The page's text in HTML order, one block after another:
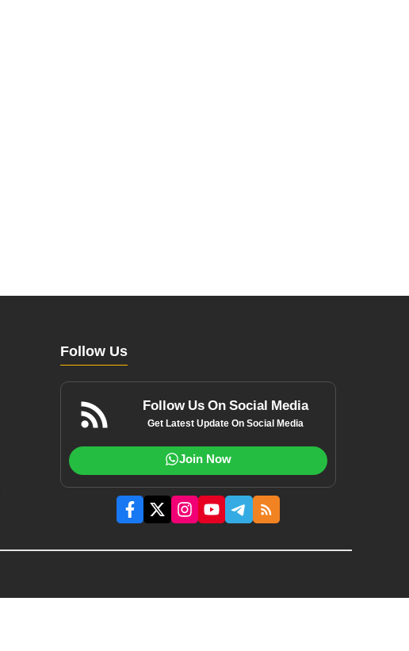
Follow Us
Follow Us On Social Media
Get Latest Update On Social Media
Join Now